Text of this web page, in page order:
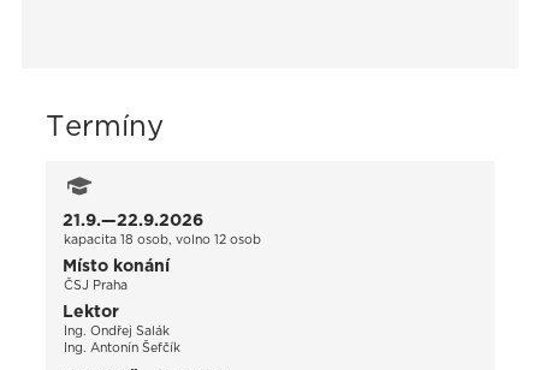
Termíny
21.9.—22.9.2026
kapacita 18 osob, volno 12 osob
Místo konání
ČSJ Praha
Lektor
Ing. Ondřej Salák
Ing. Antonín Šefčík